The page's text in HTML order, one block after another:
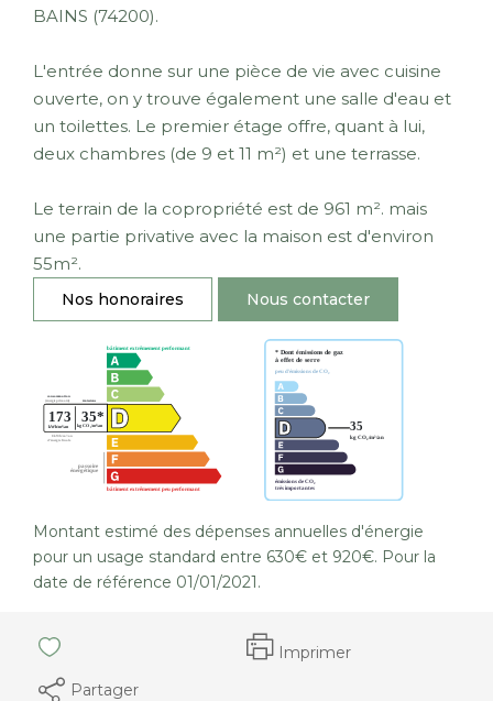
BAINS (74200).
L'entrée donne sur une pièce de vie avec cuisine
ouverte, on y trouve également une salle d'eau et
un toilettes. Le premier étage offre, quant à lui,
deux chambres (de 9 et 11 m²) et une terrasse.
Le terrain de la copropriété est de 961 m². mais
une partie privative avec la maison est d'environ
55m².
Nos honoraires Nous contacter
Montant estimé des dépenses annuelles d'énergie
pour un usage standard entre 630€ et 920€. Pour la
date de référence 01/01/2021.
Imprimer
Partager